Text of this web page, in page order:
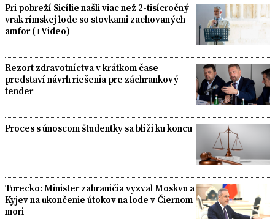
Pri pobreží Sicílie našli viac než 2-tisícročný
vrak rímskej lode so stovkami zachovaných
amfor (+Video)
Rezort zdravotníctva v krátkom čase
predstaví návrh riešenia pre záchrankový
tender
Proces s únoscom študentky sa blíži ku koncu
Turecko: Minister zahraničia vyzval Moskvu a
Kyjev na ukončenie útokov na lode v Čiernom
mori